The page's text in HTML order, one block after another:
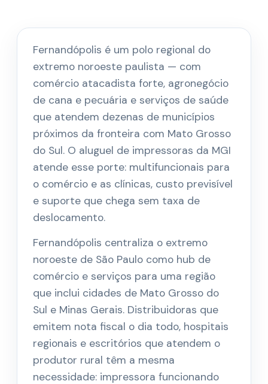
Fernandópolis é um polo regional do
extremo noroeste paulista — com
comércio atacadista forte, agronegócio
de cana e pecuária e serviços de saúde
que atendem dezenas de municípios
próximos da fronteira com Mato Grosso
do Sul. O aluguel de impressoras da MGI
atende esse porte: multifuncionais para
o comércio e as clínicas, custo previsível
e suporte que chega sem taxa de
deslocamento.
Fernandópolis centraliza o extremo
noroeste de São Paulo como hub de
comércio e serviços para uma região
que inclui cidades de Mato Grosso do
Sul e Minas Gerais. Distribuidoras que
emitem nota fiscal o dia todo, hospitais
regionais e escritórios que atendem o
produtor rural têm a mesma
necessidade: impressora funcionando